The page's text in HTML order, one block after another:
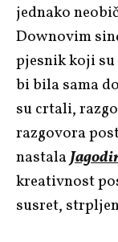
jednako
Downovim
pjesnik koji su
bi bila sama
su crtali,
razgovora
nastala
kreativnost
susret,